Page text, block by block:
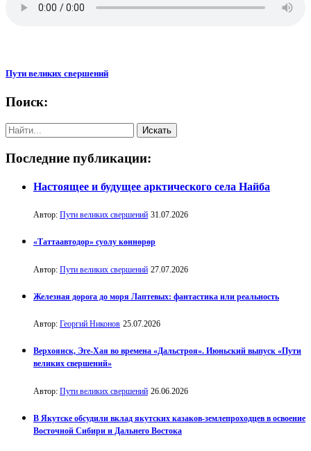
Пути великих свершений
Поиск:
Последние публикации:
Настоящее и будущее арктического села Найба
Автор: Пути великих свершений 31.07.2026
«Таттаавтодор» суолу көннөрөр
Автор: Пути великих свершений 27.07.2026
Железная дорога до моря Лаптевых: фантастика или реальность
Автор: Георгий Никонов 25.07.2026
Верхоянск, Эге-Хая во времена «Дальстроя». Июньский выпуск «Пути
великих свершений»
Автор: Пути великих свершений 26.06.2026
В Якутске обсудили вклад якутских казаков-землепроходцев в освоение
Восточной Сибири и Дальнего Востока